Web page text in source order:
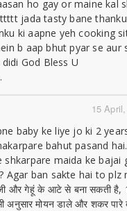
ho gay or maine kal
jada tasty bane
ki aapne yeh cooking
b aap bhut pyar se
God Bless U
15
baby ke liye jo ki 2
bahut pasand
maida ke bajai
Agar ban sakte hai to plz
और गेहूं के आटे से बना सकती
मोयन डाले और शकर पारे